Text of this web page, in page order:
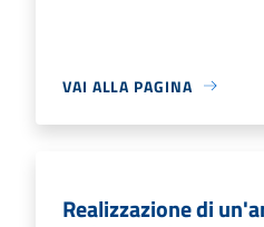
VAI ALLA PAGINA
Realizzazione di